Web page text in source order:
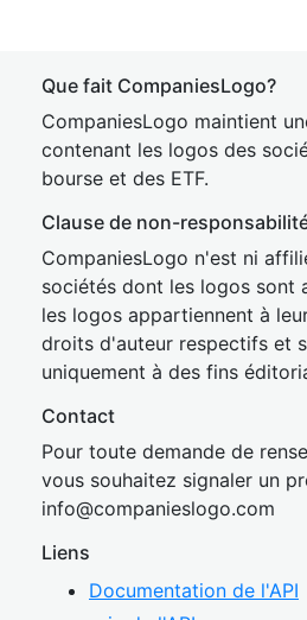
Que fait CompaniesLogo?
CompaniesLogo maintient
contenant les logos des
bourse et des ETF.
Clause de non-
CompaniesLogo n'est ni
sociétés dont les logos sont
les logos appartiennent à
droits d'auteur respectifs et
uniquement à des fins
Contact
Pour toute demande de
vous souhaitez signaler un
info@companieslogo.com
Liens
Documentation de l'API